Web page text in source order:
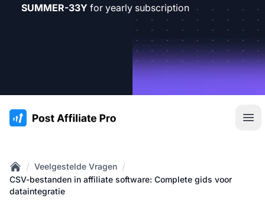
SUMMER-33Y for yearly subscription
:site.title
Home
/ Veelgestelde Vragen /
CSV-bestanden in affiliate software: Complete gids voor
dataintegratie